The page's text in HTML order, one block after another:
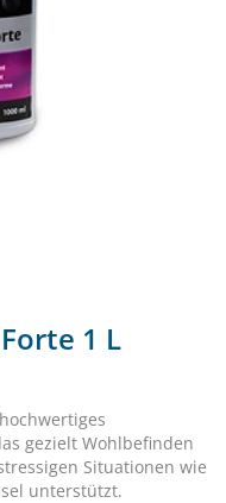
Forte 1 L
gezielt Wohlbefinden
Situationen wie
unterstützt.